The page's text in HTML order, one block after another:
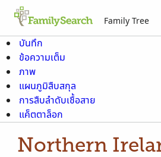
Family Tree
บันทึก
ข้อความเต็ม
ภาพ
แผนภูมิสืบสกุล
การสืบลำดับเชื้อสาย
แค็ตตาล็อก
Northern